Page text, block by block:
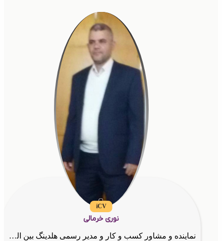
iCV
نوری خرمالی
نماینده و مشاور کسب و کار و مدیر رسمی هلدینگ بین المللی G.T.N.A